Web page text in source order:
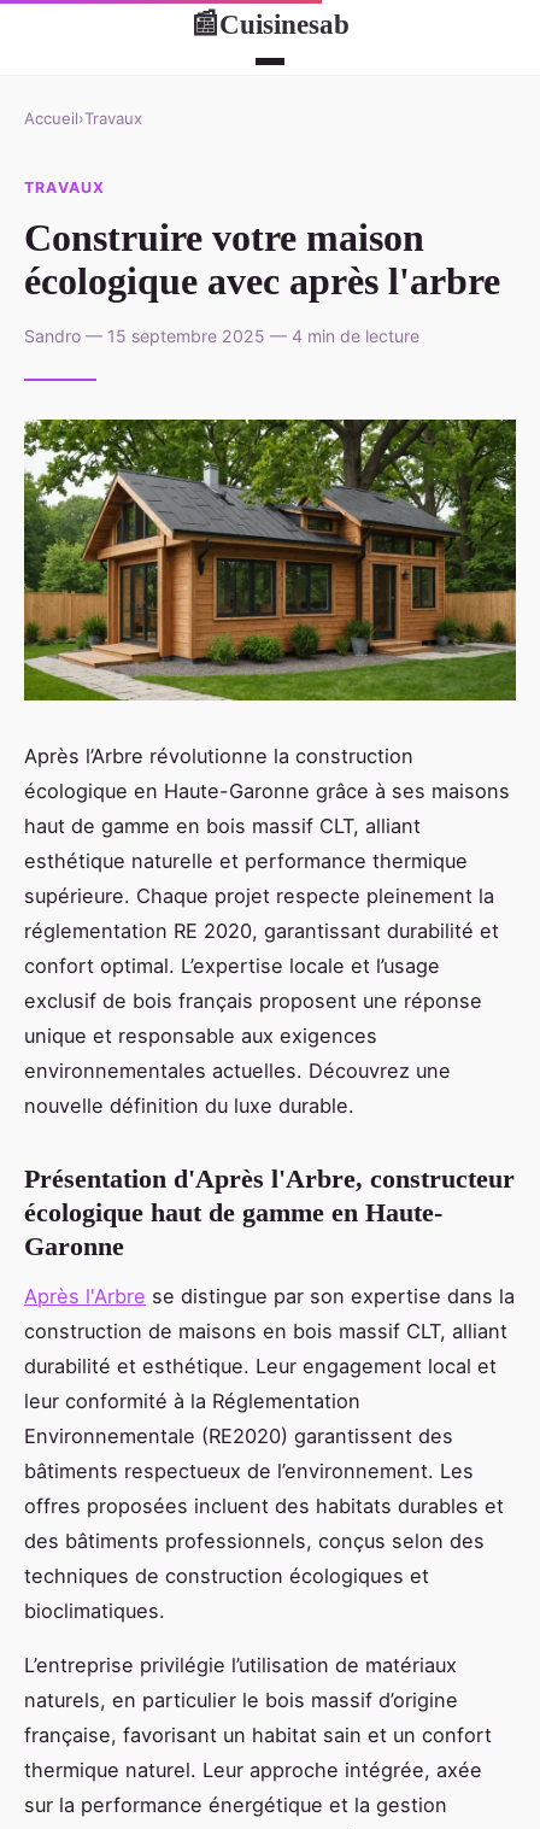
📰Cuisinesab
Accueil›Travaux
TRAVAUX
Construire votre maison
écologique avec après l'arbre
Sandro — 15 septembre 2025 — 4 min de lecture
Après l’Arbre révolutionne la construction
écologique en Haute-Garonne grâce à ses maisons
haut de gamme en bois massif CLT, alliant
esthétique naturelle et performance thermique
supérieure. Chaque projet respecte pleinement la
réglementation RE 2020, garantissant durabilité et
confort optimal. L’expertise locale et l’usage
exclusif de bois français proposent une réponse
unique et responsable aux exigences
environnementales actuelles. Découvrez une
nouvelle définition du luxe durable.
Présentation d'Après l'Arbre, constructeur
écologique haut de gamme en Haute-
Garonne
Après l'Arbre se distingue par son expertise dans la
construction de maisons en bois massif CLT, alliant
durabilité et esthétique. Leur engagement local et
leur conformité à la Réglementation
Environnementale (RE2020) garantissent des
bâtiments respectueux de l’environnement. Les
offres proposées incluent des habitats durables et
des bâtiments professionnels, conçus selon des
techniques de construction écologiques et
bioclimatiques.
L’entreprise privilégie l’utilisation de matériaux
naturels, en particulier le bois massif d’origine
française, favorisant un habitat sain et un confort
thermique naturel. Leur approche intégrée, axée
sur la performance énergétique et la gestion